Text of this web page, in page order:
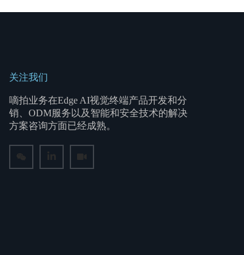
关注我们
嘀拍业务在Edge AI视觉终端产品开发和分
销、ODM服务以及智能和安全技术的解决
方案咨询方面已经成熟。